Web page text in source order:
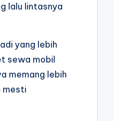
lalu lintasnya
yang lebih
sewa mobil
memang lebih
mesti